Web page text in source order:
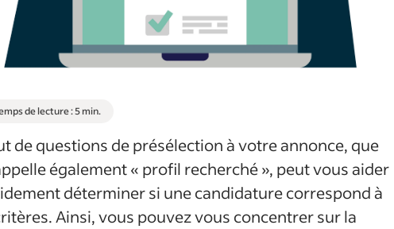
de lecture : 5 min.
de questions de présélection à votre annonce, que
également « profil recherché », peut vous aider
déterminer si une candidature correspond à
Ainsi, vous pouvez vous concentrer sur la